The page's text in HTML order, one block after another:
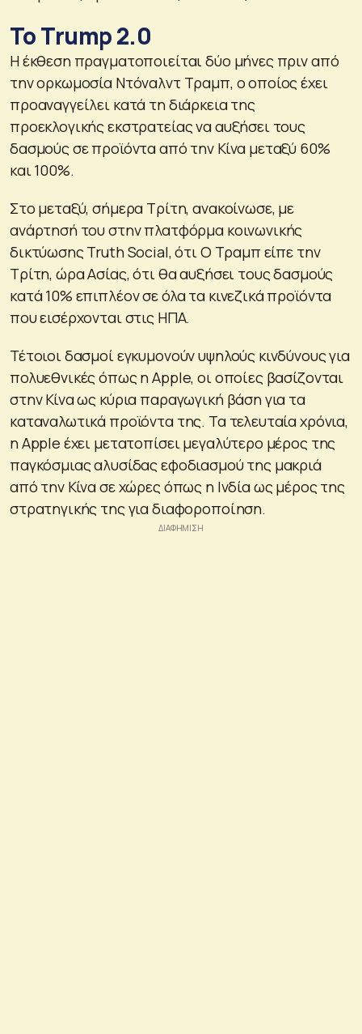
Το Trump 2.0
Η έκθεση πραγματοποιείται δύο μήνες πριν από
την ορκωμοσία Ντόναλντ Τραμπ, ο οποίος έχει
προαναγγείλει κατά τη διάρκεια της
προεκλογικής εκστρατείας να αυξήσει τους
δασμούς σε προϊόντα από την Κίνα μεταξύ 60%
και 100%.
Στο μεταξύ, σήμερα Τρίτη, ανακοίνωσε, με
ανάρτησή του στην πλατφόρμα κοινωνικής
δικτύωσης Truth Social, ότι Ο Τραμπ είπε την
Τρίτη, ώρα Ασίας, ότι θα αυξήσει τους δασμούς
κατά 10% επιπλέον σε όλα τα κινεζικά προϊόντα
που εισέρχονται στις ΗΠΑ.
Τέτοιοι δασμοί εγκυμονούν υψηλούς κινδύνους για
πολυεθνικές όπως η Apple, οι οποίες βασίζονται
στην Κίνα ως κύρια παραγωγική βάση για τα
καταναλωτικά προϊόντα της. Τα τελευταία χρόνια,
η Apple έχει μετατοπίσει μεγαλύτερο μέρος της
παγκόσμιας αλυσίδας εφοδιασμού της μακριά
από την Κίνα σε χώρες όπως η Ινδία ως μέρος της
στρατηγικής της για διαφοροποίηση.